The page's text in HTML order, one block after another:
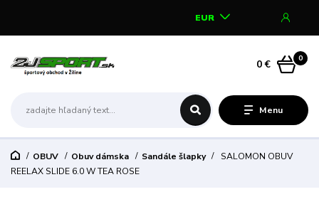
Menu
EUR
0
0 €
OBUV Obuv dámska Sandále šlapky
SALOMON OBUV
REELAX SLIDE 6.0 W TEA ROSE